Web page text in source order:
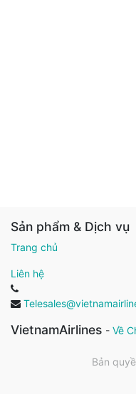
Sản phẩm & Dịch vụ
Trang chủ
Liên hệ
VietnamAirlines - Về
Bản